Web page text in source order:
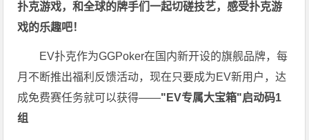
扑克游戏，和全球的牌手们一起切磋技艺，感受扑克游
戏的乐趣吧！
EV扑克作为GGPoker在国内新开设的旗舰品牌，每
月不断推出福利反馈活动，现在只要成为EV新用户，达
成免费赛任务就可以获得——"EV专属大宝箱"启动码1
组